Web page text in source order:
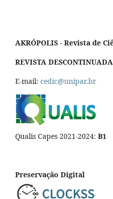
AKRÓPOLIS - Revista de
REVISTA DESCONTINUADA
E-mail: cedic@unipar.br
Qualis Capes 2021-2024: B1
Preservação Digital